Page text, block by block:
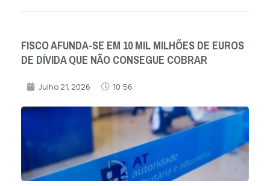
FISCO AFUNDA-SE EM 10 MIL MILHÕES DE EUROS
DE DÍVIDA QUE NÃO CONSEGUE COBRAR
Julho 21, 2026 10:56